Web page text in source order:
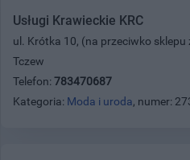
Usługi Krawieckie KRC
ul. Krótka 10, (na przeciwko
Tczew
Telefon: 783470687
Kategoria: Moda i uroda, numer: